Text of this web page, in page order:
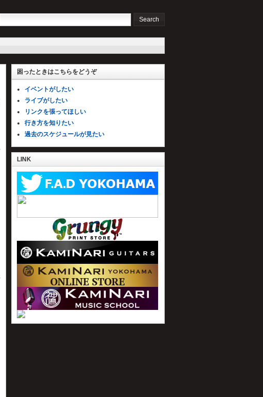
困ったときはこちらをどうぞ
イベントがしたい
ライブがしたい
リンクを張ってほしい
行き方を知りたい
過去のスケジュールが見たい
LINK